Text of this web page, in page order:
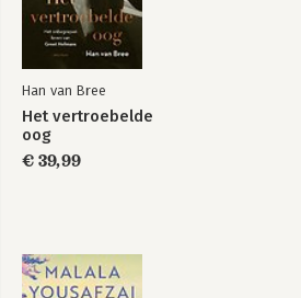
Han van Bree
Het vertroebelde
oog
€ 39,99